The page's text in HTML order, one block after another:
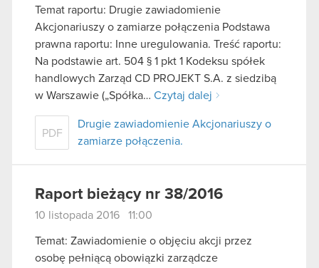
Temat raportu: Drugie zawiadomienie
Akcjonariuszy o zamiarze połączenia Podstawa
prawna raportu: Inne uregulowania. Treść raportu:
Na podstawie art. 504 § 1 pkt 1 Kodeksu spółek
handlowych Zarząd CD PROJEKT S.A. z siedzibą
w Warszawie („Spółka… Czytaj dalej
PDF
Drugie zawiadomienie Akcjonariuszy o
zamiarze połączenia.
Raport bieżący nr 38/2016
10 listopada 2016 11:00
Temat: Zawiadomienie o objęciu akcji przez
osobę pełniącą obowiązki zarządcze